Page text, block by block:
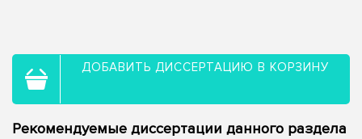
ДОБАВИТЬ ДИССЕРТАЦИЮ В КОРЗИНУ
Рекомендуемые диссертации данного раздела